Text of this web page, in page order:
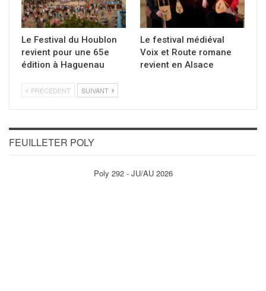
Le Festival du Houblon
revient pour une 65e
édition à Haguenau
Le festival médiéval
Voix et Route romane
revient en Alsace
PRÉCÉDENT SUIVANT
FEUILLETER POLY
Poly 292 - JU/AU 2026